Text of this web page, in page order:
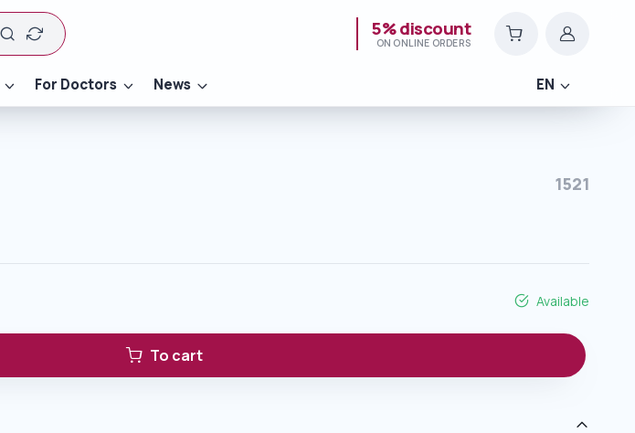
5% discount
ON ONLINE ORDERS
For Doctors News EN
1521
Available
To cart